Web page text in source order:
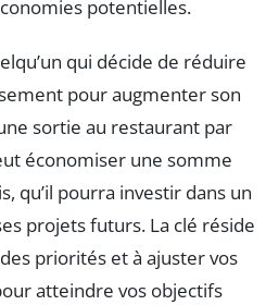
potentielles.
qui décide de réduire
pour augmenter son
sortie au restaurant par
économiser une somme
qu’il pourra investir dans un
projets futurs. La clé réside
priorités et à ajuster vos
atteindre vos objectifs